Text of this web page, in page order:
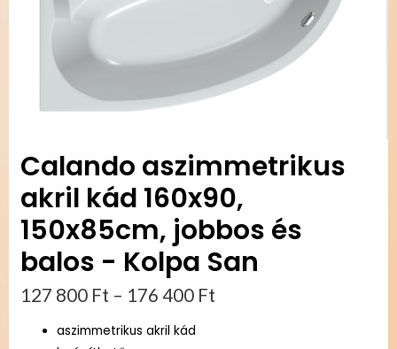
Calando aszimmetrikus
akril kád 160x90,
150x85cm, jobbos és
balos - Kolpa San
127 800 Ft – 176 400 Ft
aszimmetrikus akril kád